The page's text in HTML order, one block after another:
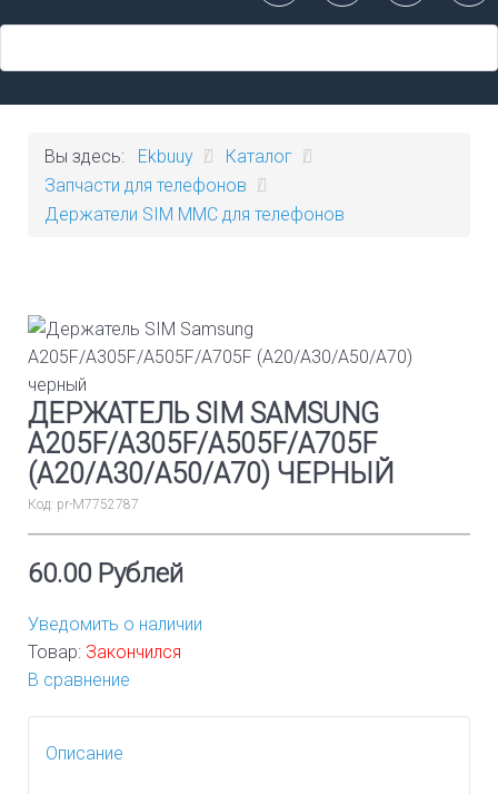
Вы здесь: Ekbuuy / Каталог /
Запчасти для телефонов /
Держатели SIM MMC для телефонов
ДЕРЖАТЕЛЬ SIM SAMSUNG
A205F/A305F/A505F/A705F
(A20/A30/A50/A70) ЧЕРНЫЙ
Код: pr-М7752787
60.00 Рублей
Уведомить о наличии
Товар: Закончился
В сравнение
Описание